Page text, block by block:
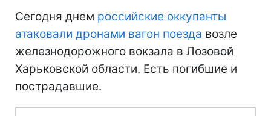
Сегодня днем российские оккупанты
атаковали дронами вагон поезда возле
железнодорожного вокзала в Лозовой
Харьковской области. Есть погибшие и
пострадавшие.